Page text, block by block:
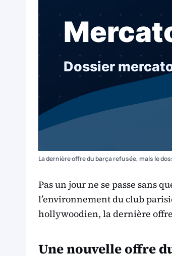
La dernière offre du barça refusée, mais le
Pas un jour ne se passe sans
l’environnement du club
hollywoodien, la dernière
Une nouvelle offre